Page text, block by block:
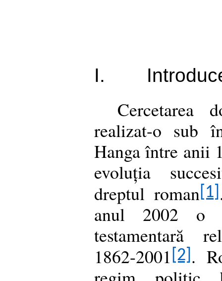
I.
Cercetarea
realizat-o sub
Hanga între anii
evoluția
dreptul roman [1]
anul 2002 o
testamentară
1862-2001 [2] .